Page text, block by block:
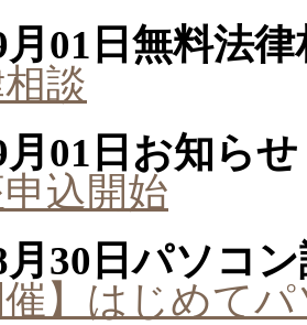
01日 無料法律
談
01日 お知らせ
込開始
月30日パソコ
催】はじめて